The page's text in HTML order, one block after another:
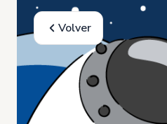
Volver